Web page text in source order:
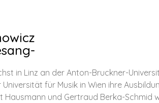
in Linz an der Anton-Bruckner-
für Musik in Wien ihre
und Gertraud Berka-Schmid